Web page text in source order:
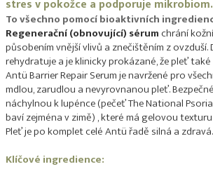
stres v pokožce a podporuje mikrobiom.
To všechno pomocí bioaktivních
Regenerační (obnovující) sérumchrání
působením vnější vlivů a znečištěním z
rehydratuje a je klinicky prokázané, že pleť
Antü Barrier Repair Serum je navržené pro
mdlou, zarudlou a nevyrovnanou pleť.
náchylnou k lupénce (pečeť The National
baví zejména v zimě) , které má gelovou
Pleť je po komplet celé Antü řadě silná a
Klíčové ingredience: